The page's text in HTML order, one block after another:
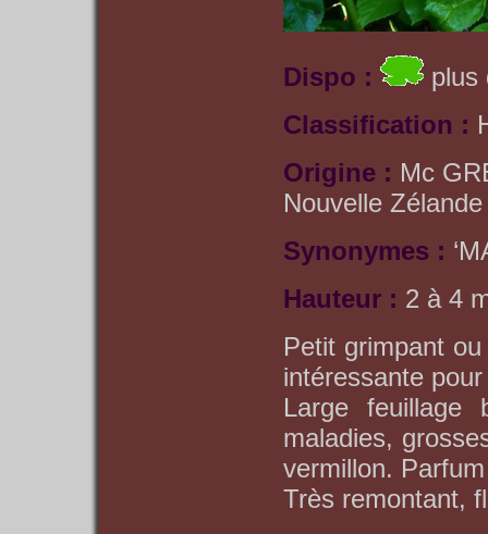
Dispo :
plus
Classification :
Origine : Mc
Nouvelle Zélande
Synonymes :
Hauteur : 2 à 4
Petit grimpant
intéressante
Large feuillage
maladies,
vermillon.
Très remontant,